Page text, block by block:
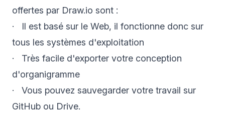
offertes par Draw.io sont :
· Il est basé sur le Web, il fonctionne donc sur
tous les systèmes d'exploitation
· Très facile d'exporter votre conception
d'organigramme
· Vous pouvez sauvegarder votre travail sur
GitHub ou Drive.